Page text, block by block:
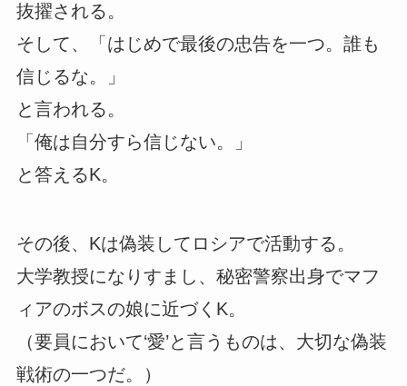
抜擢される。
そして、「はじめで最後の忠告を一つ。誰も
信じるな。」
と言われる。
「俺は自分すら信じない。」
と答えるK。
その後、Kは偽装してロシアで活動する。
大学教授になりすまし、秘密警察出身でマフ
ィアのボスの娘に近づくK。
（要員において‘愛’と言うものは、大切な偽装
戦術の一つだ。）